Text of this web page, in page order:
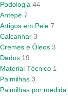
Podologia 44
Antepé 7
Artigos em Pele 7
Calcanhar 3
Cremes e Óleos 3
Dedos 19
Material Técnico 1
Palmilhas 3
Palmilhas por medida